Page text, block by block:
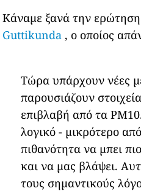
Κάναμε ξανά την
Guttikunda , ο οποίος
Τώρα υπάρχουν νέες
παρουσιάζουν
επιβλαβή από τα
λογικό - μικρότερο
πιθανότητα να μπει
και να μας βλάψει.
τους σημαντικούς